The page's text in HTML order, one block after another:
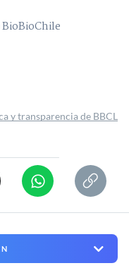
y transparencia de BBCL